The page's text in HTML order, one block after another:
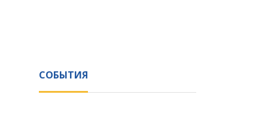
СОБЫТИЯ